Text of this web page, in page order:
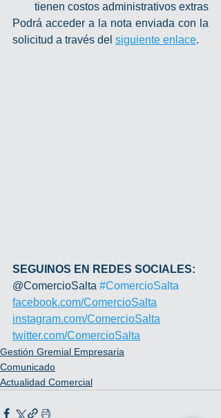
tienen costos administrativos extras
Podrá acceder a la nota enviada con la
solicitud a través del siguiente enlace.
SEGUINOS EN REDES SOCIALES:
@ComercioSalta #ComercioSalta
facebook.com/ComercioSalta
instagram.com/ComercioSalta
twitter.com/ComercioSalta
Gestión Gremial Empresaria
Comunicado
Actualidad Comercial